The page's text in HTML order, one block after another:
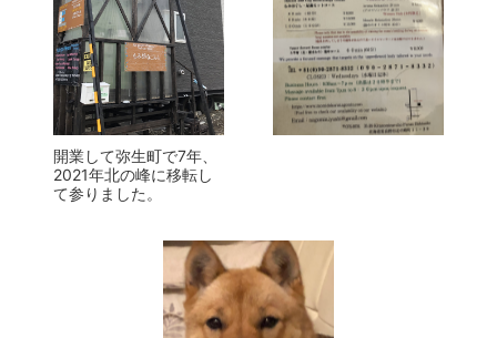
開業して弥生町で7年、
2021年北の峰に移転し
て参りました。